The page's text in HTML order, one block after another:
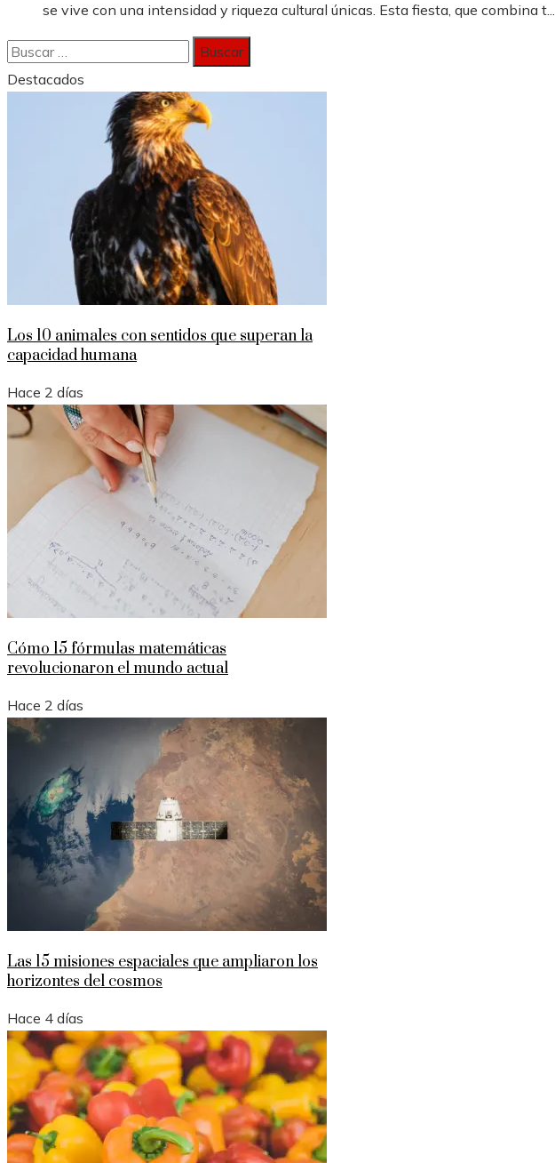
se vive con una intensidad y riqueza cultural únicas. Esta fiesta, que combina t...
Buscar:
Destacados
Los 10 animales con sentidos que superan la
capacidad humana
Hace 2 días
Cómo 15 fórmulas matemáticas
revolucionaron el mundo actual
Hace 2 días
Las 15 misiones espaciales que ampliaron los
horizontes del cosmos
Hace 4 días